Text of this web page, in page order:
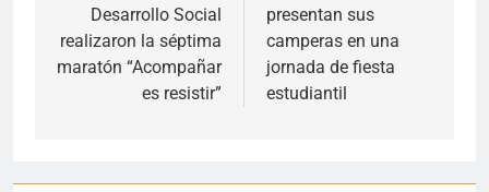
Desarrollo Social
realizaron la séptima
maratón “Acompañar
es resistir”
presentan sus
camperas en una
jornada de fiesta
estudiantil